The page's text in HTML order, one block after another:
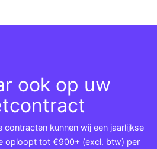
ook op uw
kunnen wij een jaarlijkse
oploopt tot €900+ (excl. btw) per